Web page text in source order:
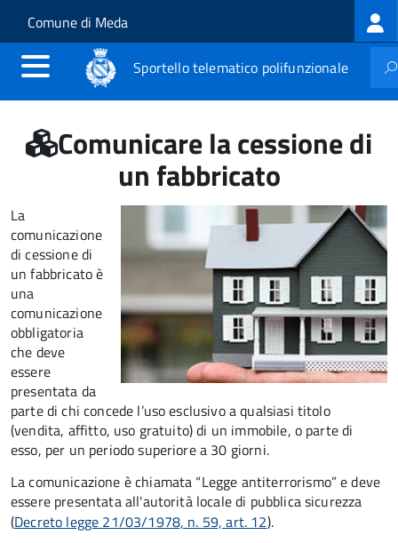
Salta al contenuto principale
Skip to site navigation
Comune di Meda
Sportello telematico polifunzionale
Comunicare la cessione di
un fabbricato
La
comunicazione
di cessione di
un fabbricato è
una
comunicazione
obbligatoria
che deve
essere
presentata da
parte di chi concede l’uso esclusivo a qualsiasi titolo
(vendita, affitto, uso gratuito) di un immobile, o parte di
esso, per un periodo superiore a 30 giorni.
La comunicazione è chiamata “Legge antiterrorismo” e deve
essere presentata all'autorità locale di pubblica sicurezza
(Decreto legge 21/03/1978, n. 59, art. 12).